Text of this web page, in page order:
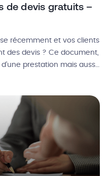
de devis gratuits –
récemment et vos clients
des devis ? Ce document,
prestation mais aussi
et TTC, […]